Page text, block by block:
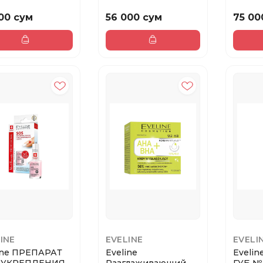
сум
ГУБ № 03 сер...
56 000 сум
- BLUE
75
ПРЕПАРАТ
EVELINE
Eveline